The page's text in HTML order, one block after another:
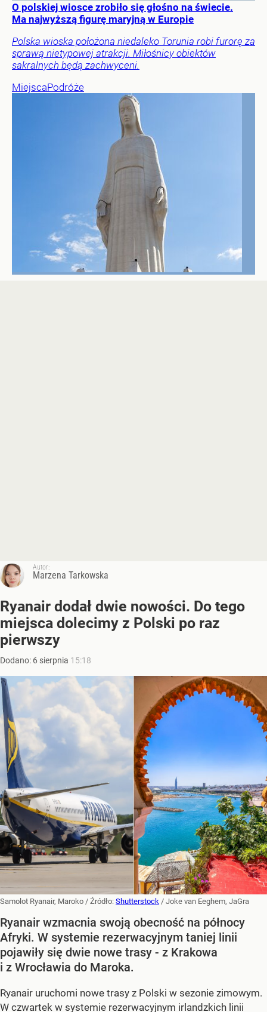
O polskiej wiosce zrobiło się głośno na świecie.
Ma najwyższą figurę maryjną w Europie
Polska wioska położona niedaleko Torunia robi furorę za
sprawą nietypowej atrakcji. Miłośnicy obiektów
sakralnych będą zachwyceni.
MiejscaPodróże
Autor:
Marzena Tarkowska
Ryanair dodał dwie nowości. Do tego
miejsca dolecimy z Polski po raz
pierwszy
Dodano: 6 sierpnia 15:18
Samolot Ryanair, Maroko / Źródło: Shutterstock / Joke van Eeghem, JaGra
Ryanair wzmacnia swoją obecność na północy
Afryki. W systemie rezerwacyjnym taniej linii
pojawiły się dwie nowe trasy - z Krakowa
i z Wrocławia do Maroka.
Ryanair uruchomi nowe trasy z Polski w sezonie zimowym.
W czwartek w systemie rezerwacyjnym irlandzkich linii